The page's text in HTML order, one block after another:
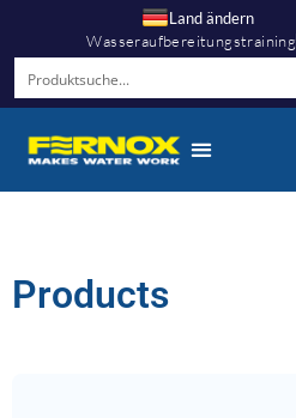
Land ändern
Wasseraufbereitungstraining
Products